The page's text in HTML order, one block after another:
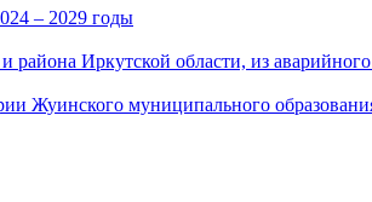
– 2029 годы
Иркутской области, из
Жуинского муниципального